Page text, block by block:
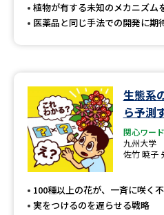
植物が有する未知のメカニズム
医薬品と同じ手法での開発に期
生態系
ら予測
関心ワー
九州大学
佐竹 暁子
100種以上の花が、一斉に咲く
実をつけるのを遅らせる戦略